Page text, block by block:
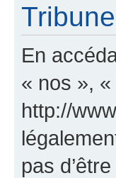
En
« nos »,
http://
pas